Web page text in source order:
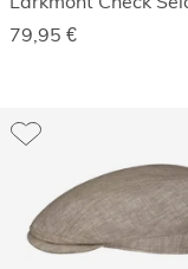
79,95 €